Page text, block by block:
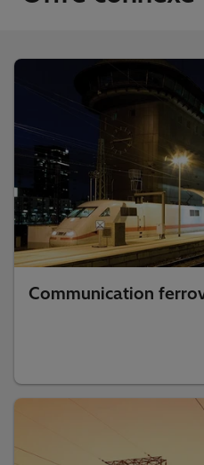
Communication